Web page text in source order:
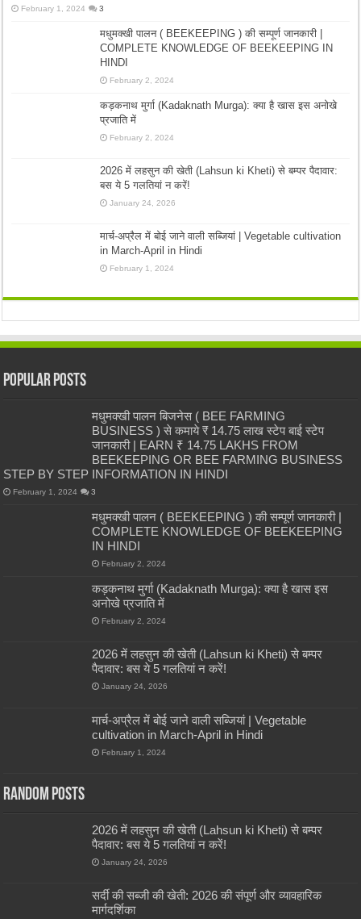
February 1, 2024 3
मधुमक्खी पालन ( BEEKEEPING ) की सम्पूर्ण जानकारी |
COMPLETE KNOWLEDGE OF BEEKEEPING IN
HINDI
February 2, 2024
कड़कनाथ मुर्गा (Kadaknath Murga): क्या है खास इस अनोखे
प्रजाति में
February 2, 2024
2026 में लहसुन की खेती (Lahsun ki Kheti) से बम्पर पैदावार:
बस ये 5 गलतियां न करें!
January 24, 2026
मार्च-अप्रैल में बोई जाने वाली सब्जियां | Vegetable cultivation
in March-April in Hindi
February 1, 2024
Popular Posts
मधुमक्खी पालन बिजनेस ( BEE FARMING
BUSINESS ) से कमाये ₹ 14.75 लाख स्टेप बाई स्टेप
जानकारी | EARN ₹ 14.75 LAKHS FROM
BEEKEEPING OR BEE FARMING BUSINESS
STEP BY STEP INFORMATION IN HINDI
February 1, 2024 3
मधुमक्खी पालन ( BEEKEEPING ) की सम्पूर्ण जानकारी |
COMPLETE KNOWLEDGE OF BEEKEEPING
IN HINDI
February 2, 2024
कड़कनाथ मुर्गा (Kadaknath Murga): क्या है खास इस
अनोखे प्रजाति में
February 2, 2024
2026 में लहसुन की खेती (Lahsun ki Kheti) से बम्पर
पैदावार: बस ये 5 गलतियां न करें!
January 24, 2026
मार्च-अप्रैल में बोई जाने वाली सब्जियां | Vegetable
cultivation in March-April in Hindi
February 1, 2024
Random Posts
2026 में लहसुन की खेती (Lahsun ki Kheti) से बम्पर
पैदावार: बस ये 5 गलतियां न करें!
January 24, 2026
सर्दी की सब्जी की खेती: 2026 की संपूर्ण और व्यावहारिक
मार्गदर्शिका